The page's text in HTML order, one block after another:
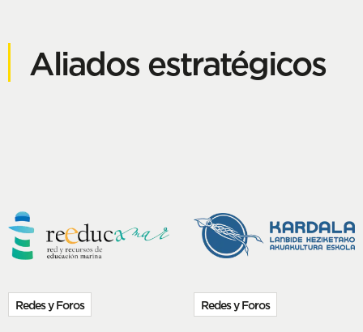
Aliados estratégicos
Redes y Foros Redes y Foros